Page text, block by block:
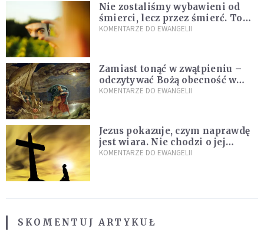
Nie zostaliśmy wybawieni od
śmierci, lecz przez śmierć. To
jedna z największych tajemnic
KOMENTARZE DO EWANGELII
Zamiast tonąć w zwątpieniu –
odczytywać Bożą obecność w
burzach codziennego życia
KOMENTARZE DO EWANGELII
Jezus pokazuje, czym naprawdę
jest wiara. Nie chodzi o jej
wielkość
KOMENTARZE DO EWANGELII
SKOMENTUJ ARTYKUŁ